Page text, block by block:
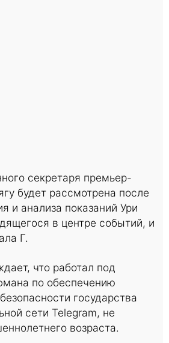
секретаря премьер-
будет рассмотрена после
и анализа показаний Ури
в центре событий, и
Г.
что работал под
по обеспечению
государства
сети Telegram, не
возраста.